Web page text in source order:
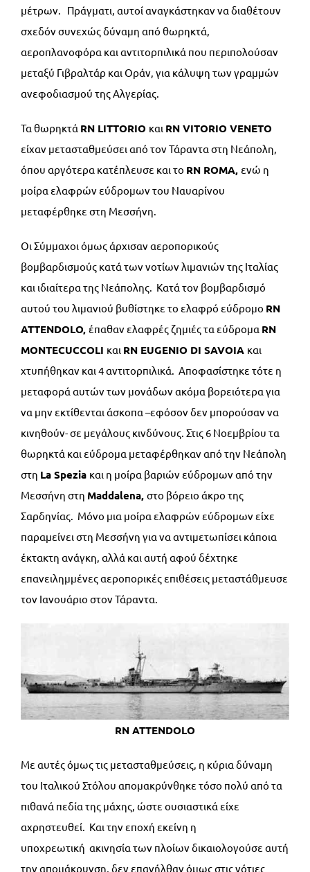
μέτρων. Πράγματι, αυτοί αναγκάστηκαν να διαθέτουν
σχεδόν συνεχώς δύναμη από θωρηκτά,
αεροπλανοφόρα και αντιτορπιλικά που περιπολούσαν
μεταξύ Γιβραλτάρ και Οράν, για κάλυψη των γραμμών
ανεφοδιασμού της Αλγερίας.
Τα θωρηκτά RN LITTORIO και RN VITORIO VENETO
είχαν μετασταθμεύσει από τον Τάραντα στη Νεάπολη,
όπου αργότερα κατέπλευσε και το RN ROMA, ενώ η
μοίρα ελαφρών εύδρομων του Ναυαρίνου
μεταφέρθηκε στη Μεσσήνη.
Οι Σύμμαχοι όμως άρχισαν αεροπορικούς
βομβαρδισμούς κατά των νοτίων λιμανιών της Ιταλίας
και ιδιαίτερα της Νεάπολης. Κατά τον βομβαρδισμό
αυτού του λιμανιού βυθίστηκε το ελαφρό εύδρομο RN
ATTENDOLO, έπαθαν ελαφρές ζημιές τα εύδρομα RN
MONTECUCCOLI και RN EUGENIO DI SAVOIA και
χτυπήθηκαν και 4 αντιτορπιλικά. Αποφασίστηκε τότε η
μεταφορά αυτών των μονάδων ακόμα βορειότερα για
να μην εκτίθενται άσκοπα –εφόσον δεν μπορούσαν να
κινηθούν- σε μεγάλους κινδύνους. Στις 6 Νοεμβρίου τα
θωρηκτά και εύδρομα μεταφέρθηκαν από την Νεάπολη
στη La Spezia και η μοίρα βαριών εύδρομων από την
Μεσσήνη στη Maddalena, στο βόρειο άκρο της
Σαρδηνίας. Μόνο μια μοίρα ελαφρών εύδρομων είχε
παραμείνει στη Μεσσήνη για να αντιμετωπίσει κάποια
έκτακτη ανάγκη, αλλά και αυτή αφού δέχτηκε
επανειλημμένες αεροπορικές επιθέσεις μεταστάθμευσε
τον Ιανουάριο στον Τάραντα.
RN ATTENDOLO
Με αυτές όμως τις μετασταθμεύσεις, η κύρια δύναμη
του Ιταλικού Στόλου απομακρύνθηκε τόσο πολύ από τα
πιθανά πεδία της μάχης, ώστε ουσιαστικά είχε
αχρηστευθεί. Και την εποχή εκείνη η
υποχρεωτική ακινησία των πλοίων δικαιολογούσε αυτή
την απομάκρυνση, δεν επανήλθαν όμως στις νότιες